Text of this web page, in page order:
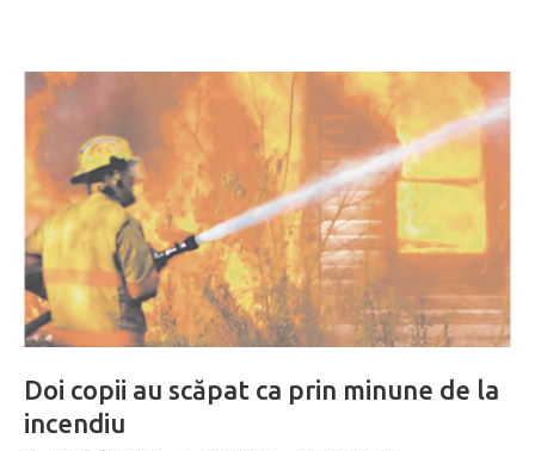
Doi copii au scăpat ca prin minune de la
incendiu